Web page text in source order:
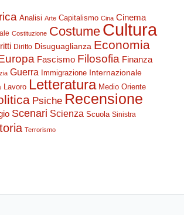
Analisi Arte Capitalismo Cina Cinema
Costituzione Costume Cultura
Diritto Disuguaglianza Economia
Fascismo Filosofia Finanza
Guerra Immigrazione Internazionale
Lavoro Letteratura Medio Oriente
Psiche Recensione
Scenari Scienza Scuola Sinistra
Terrorismo